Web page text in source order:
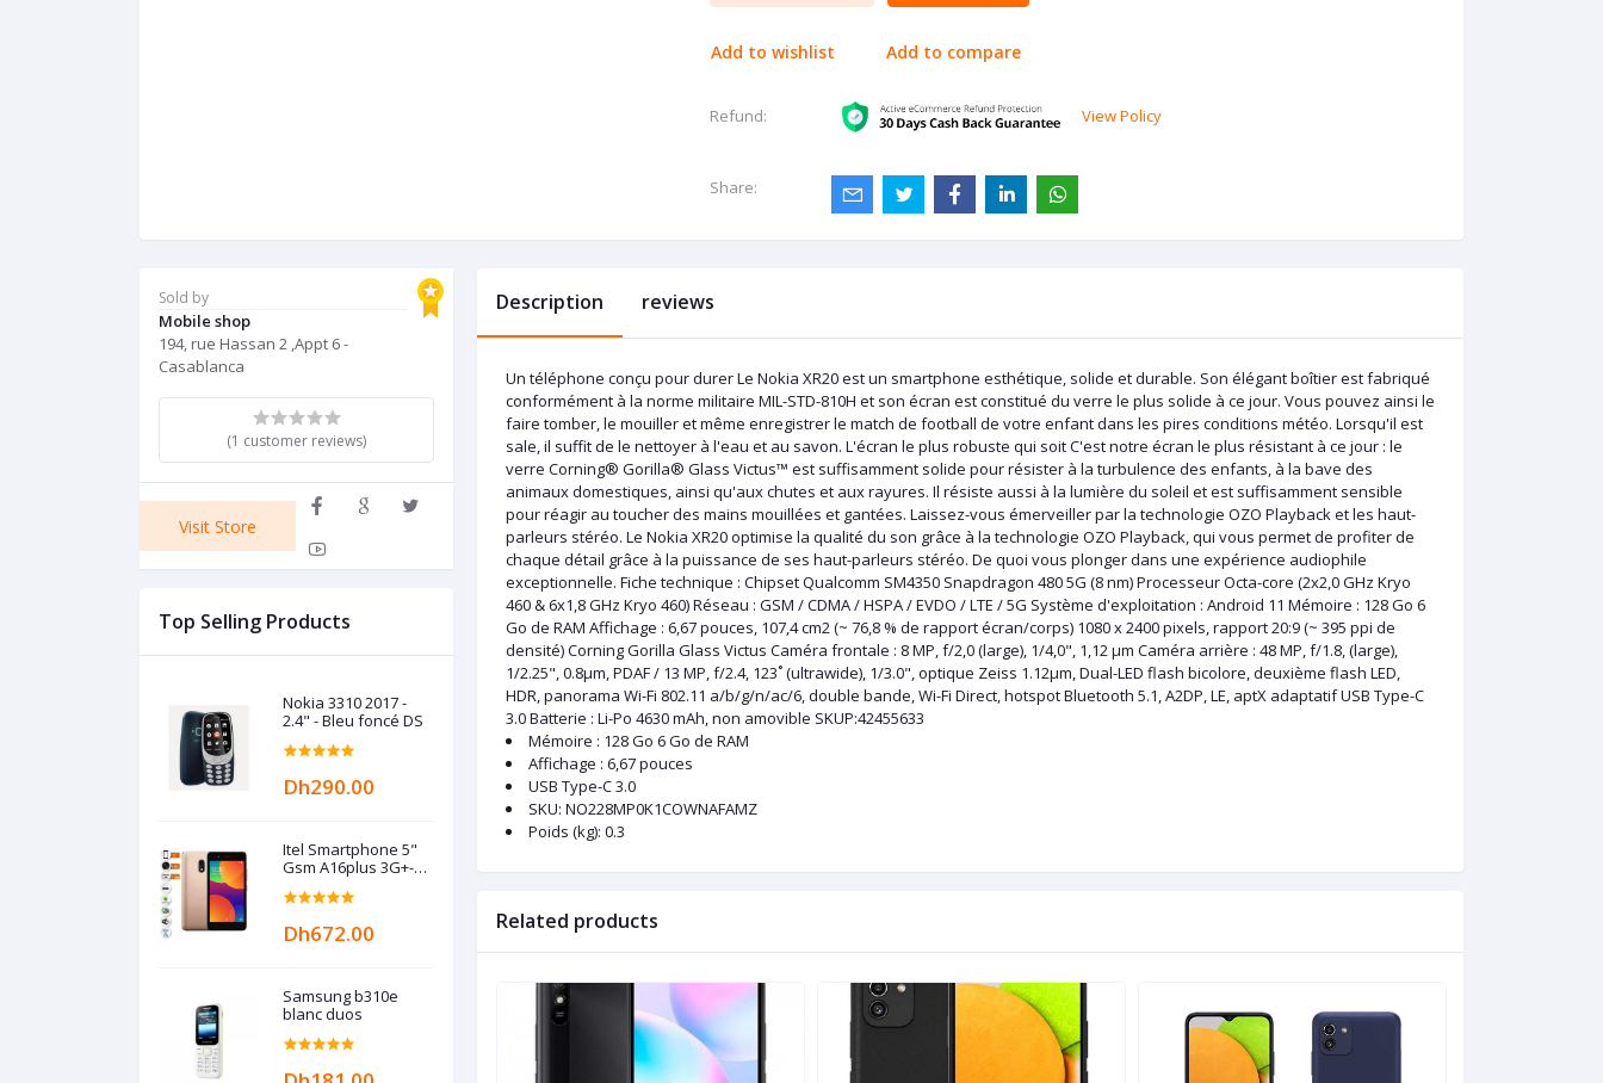
Add to wishlist Add to compare
Refund: View Policy
Share:
Sold by
Mobile shop
194, rue Hassan 2 ,Appt 6 -
Casablanca
(1 customer reviews)
Visit Store
Top Selling Products
Nokia 3310 2017 -
2.4" - Bleu foncé DS
Dh290.00
Itel Smartphone 5"
Gsm A16plus 3G+-
Dual SIM-inch -5MP
-8GB -1GB RAM -
Dh672.00
Samsung b310e
blanc duos
Description reviews
Un téléphone conçu pour durer Le Nokia XR20 est un smartphone esthétique, solide et durable. Son élégant boîtier est fabriqué
conformément à la norme militaire MIL-STD-810H et son écran est constitué du verre le plus solide à ce jour. Vous pouvez ainsi le
faire tomber, le mouiller et même enregistrer le match de football de votre enfant dans les pires conditions météo. Lorsqu'il est
sale, il suffit de le nettoyer à l'eau et au savon. L'écran le plus robuste qui soit C'est notre écran le plus résistant à ce jour : le
verre Corning® Gorilla® Glass Victus™ est suffisamment solide pour résister à la turbulence des enfants, à la bave des
animaux domestiques, ainsi qu'aux chutes et aux rayures. Il résiste aussi à la lumière du soleil et est suffisamment sensible
pour réagir au toucher des mains mouillées et gantées. Laissez-vous émerveiller par la technologie OZO Playback et les haut-
parleurs stéréo. Le Nokia XR20 optimise la qualité du son grâce à la technologie OZO Playback, qui vous permet de profiter de
chaque détail grâce à la puissance de ses haut-parleurs stéréo. De quoi vous plonger dans une expérience audiophile
exceptionnelle. Fiche technique : Chipset Qualcomm SM4350 Snapdragon 480 5G (8 nm) Processeur Octa-core (2x2,0 GHz Kryo
460 & 6x1,8 GHz Kryo 460) Réseau : GSM / CDMA / HSPA / EVDO / LTE / 5G Système d'exploitation : Android 11 Mémoire : 128 Go 6
Go de RAM Affichage : 6,67 pouces, 107,4 cm2 (~ 76,8 % de rapport écran/corps) 1080 x 2400 pixels, rapport 20:9 (~ 395 ppi de
densité) Corning Gorilla Glass Victus Caméra frontale : 8 MP, f/2,0 (large), 1/4,0", 1,12 µm Caméra arrière : 48 MP, f/1.8, (large),
1/2.25", 0.8µm, PDAF / 13 MP, f/2.4, 123˚ (ultrawide), 1/3.0", optique Zeiss 1.12µm, Dual-LED flash bicolore, deuxième flash LED,
HDR, panorama Wi-Fi 802.11 a/b/g/n/ac/6, double bande, Wi-Fi Direct, hotspot Bluetooth 5.1, A2DP, LE, aptX adaptatif USB Type-C
3.0 Batterie : Li-Po 4630 mAh, non amovible SKUP:42455633
Mémoire : 128 Go 6 Go de RAM
Affichage : 6,67 pouces
USB Type-C 3.0
SKU: NO228MP0K1COWNAFAMZ
Poids (kg): 0.3
Related products